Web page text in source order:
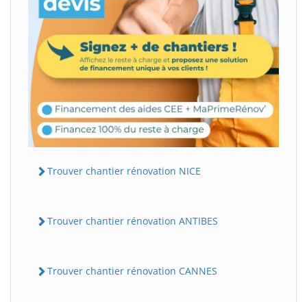
Trouver chantier rénovation NICE
Trouver chantier rénovation ANTIBES
Trouver chantier rénovation CANNES